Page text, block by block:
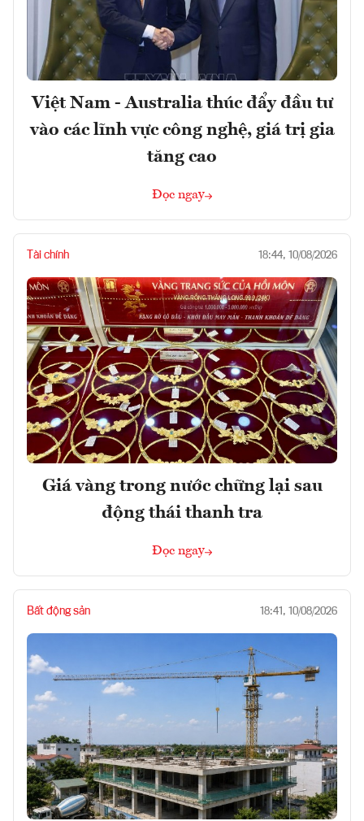
Việt Nam - Australia thúc đẩy đầu tư
vào các lĩnh vực công nghệ, giá trị gia
tăng cao
Đọc ngay
Tài chính 18:44, 10/08/2026
Giá vàng trong nước chững lại sau
động thái thanh tra
Đọc ngay
Bất động sản 18:41, 10/08/2026